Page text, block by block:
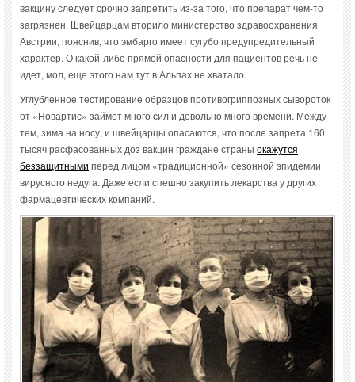
вакцину следует срочно запретить из-за того, что препарат чем-то
загрязнен. Швейцарцам вторило министерство здравоохранения
Австрии, пояснив, что эмбарго имеет сугубо предупредительный
характер. О какой-либо прямой опасности для пациентов речь не
идет, мол, еще этого нам тут в Альпах не хватало.
Углубленное тестирование образцов противогриппозных сывороток
от «Новартис» займет много сил и довольно много времени. Между
тем, зима на носу, и швейцарцы опасаются, что после запрета 160
тысяч расфасованных доз вакцин граждане страны окажутся
беззащитными перед лицом «традиционной» сезонной эпидемии
вирусного недуга. Даже если спешно закупить лекарства у других
фармацевтических компаний.